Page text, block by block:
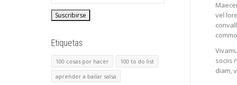
vel
sociis
diam,
Etiquetas
100 cosas por hacer
100 to do list
aprender a bailar salsa